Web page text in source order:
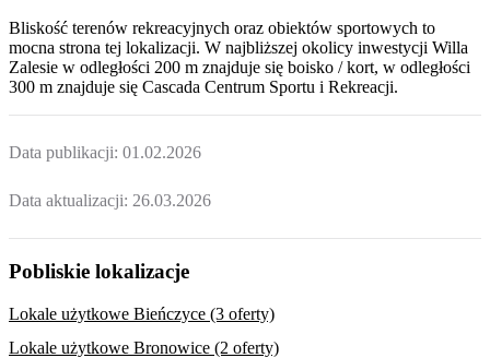
Bliskość terenów rekreacyjnych oraz obiektów sportowych to
mocna strona tej lokalizacji. W najbliższej okolicy inwestycji Willa
Zalesie w odległości 200 m znajduje się boisko / kort, w odległości
300 m znajduje się Cascada Centrum Sportu i Rekreacji.
Data publikacji: 01.02.2026
Data aktualizacji: 26.03.2026
Pobliskie lokalizacje
Lokale użytkowe Bieńczyce (3 oferty)
Lokale użytkowe Bronowice (2 oferty)